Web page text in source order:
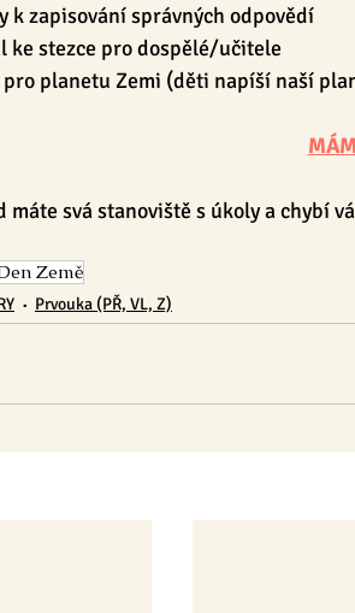
k zapisování správných odpovědí
ke stezce pro dospělé/učitele
pro planetu Zemi (děti napíší naší
máte svá stanoviště s úkoly a chybí
Země
Prvouka (PŘ, VL, Z)